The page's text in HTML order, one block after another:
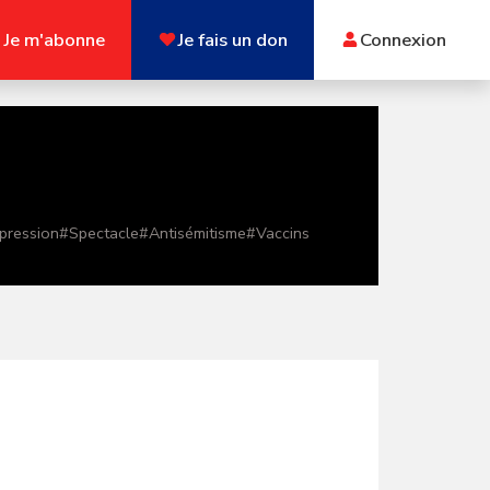
Je m'abonne Je fais un don Connexion
#Spectacle#Antisémitisme#Vaccins